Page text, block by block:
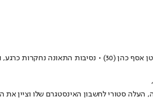
אמש נהרג בתאונת דרכים בין אופנוע למונית איש חיי
העלה סטורי לחשבון האינסטגרם שלו